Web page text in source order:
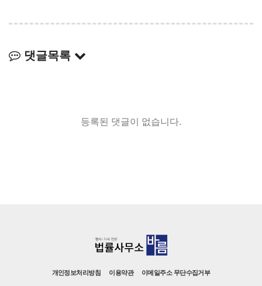
댓글목록
등록된 댓글이 없습니다.
개인정보처리방침 이용약관 이메일주소 무단수집거부